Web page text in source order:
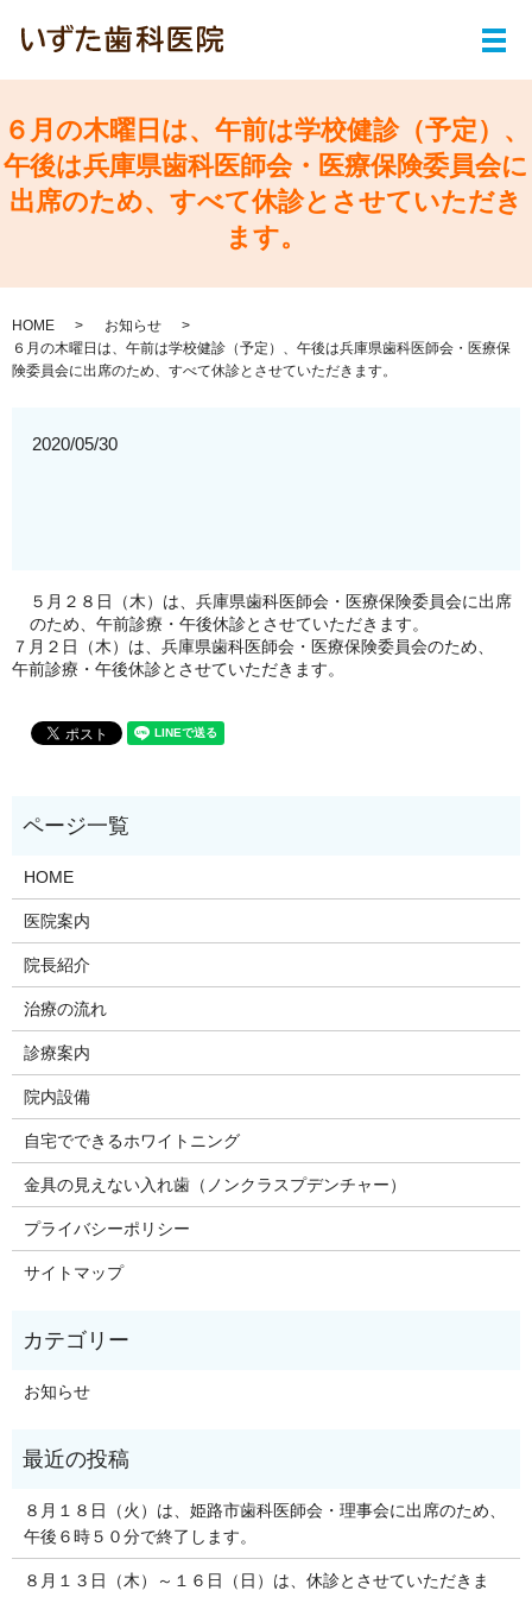
メ
６月の木曜日は、午前は学校健診（予定）、
午後は兵庫県歯科医師会・医療保険委員会に
出席のため、すべて休診とさせていただき
ます。
HOME
お知らせ
６月の木曜日は、午前は学校健診（予定）、午後は兵庫県歯科医師会・医療保
険委員会に出席のため、すべて休診とさせていただきます。
2020/05/30
５月２８日（木）は、兵庫県歯科医師会・医療保険委員会に出席
のため、午前診療・午後休診とさせていただきます。
７月２日（木）は、兵庫県歯科医師会・医療保険委員会のため、
午前診療・午後休診とさせていただきます。
HOME
医院案内
院長紹介
治療の流れ
診療案内
院内設備
自宅でできるホワイトニング
金具の見えない入れ歯（ノンクラスプデンチャー）
プライバシーポリシー
サイトマップ
お知らせ
８月１８日（火）は、姫路市歯科医師会・理事会に出席のため、
午後６時５０分で終了します。
８月１３日（木）～１６日（日）は、休診とさせていただきま